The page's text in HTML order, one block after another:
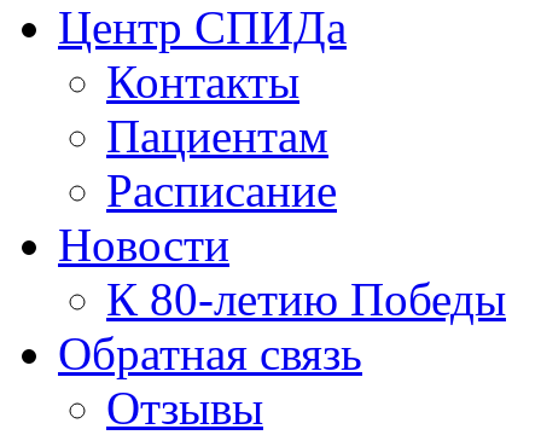
Центр СПИДа
Контакты
Пациентам
Расписание
Новости
К 80-летию Победы
Обратная связь
Отзывы